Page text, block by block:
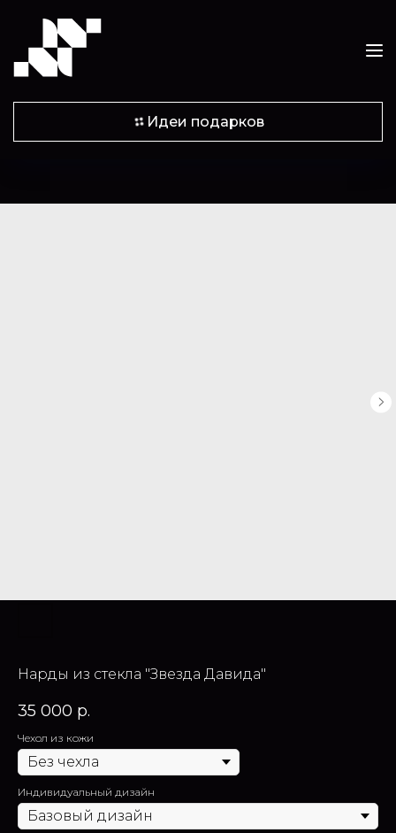
Идеи подарков
Нарды из стекла "Звезда Давида"
35 000 р.
Чехол из кожи
Индивидуальный дизайн